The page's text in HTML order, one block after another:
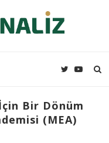
Bir Dönüm
(MEA)